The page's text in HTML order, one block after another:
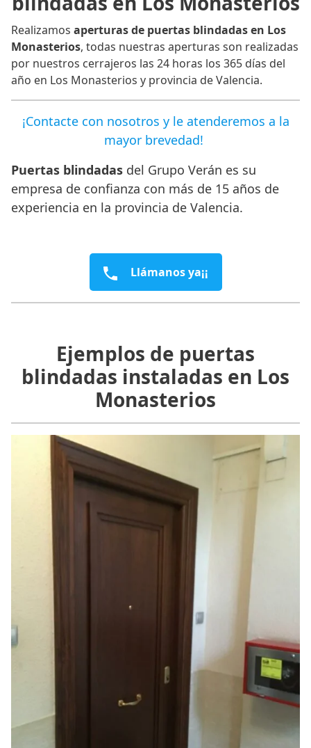
Realizamos aperturas de puertas blindadas en Los
Monasterios, todas nuestras aperturas son realizadas
por nuestros cerrajeros las 24 horas los 365 días del
año en Los Monasterios y provincia de Valencia.
¡Contacte con nosotros y le atenderemos a la
mayor brevedad!
Puertas blindadas del Grupo Verán es su
empresa de confianza con más de 15 años de
experiencia en la provincia de Valencia.
Llámanos ya¡¡
Ejemplos de puertas
blindadas instaladas en Los
Monasterios